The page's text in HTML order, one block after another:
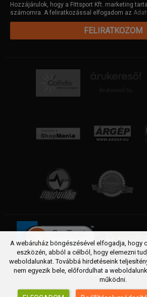
Hozzájárulok, hogy a Fittsport Kft. marketing
számomra. A feliratkozással elfogadom az
FELIRATKOZOM
A webáruház böngészésével elfogadja, hogy
eszközén, abból a célból, hogy elemezni
weboldalunkat. Továbbá hirdetéseink
nem egyezik bele, előfordulhat a
működni.